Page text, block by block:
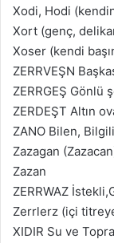
Xodi, Hodi
Xort (genç,
Xoser (kendi
ZERRVEŞN
ZERRGEŞ Gönlü
ZERDEŞT Altın
ZANO Bilen, Bilgili
Zazagan
Zazan
ZERRWAZ
Zerrlerz (içi
XIDIR Su ve